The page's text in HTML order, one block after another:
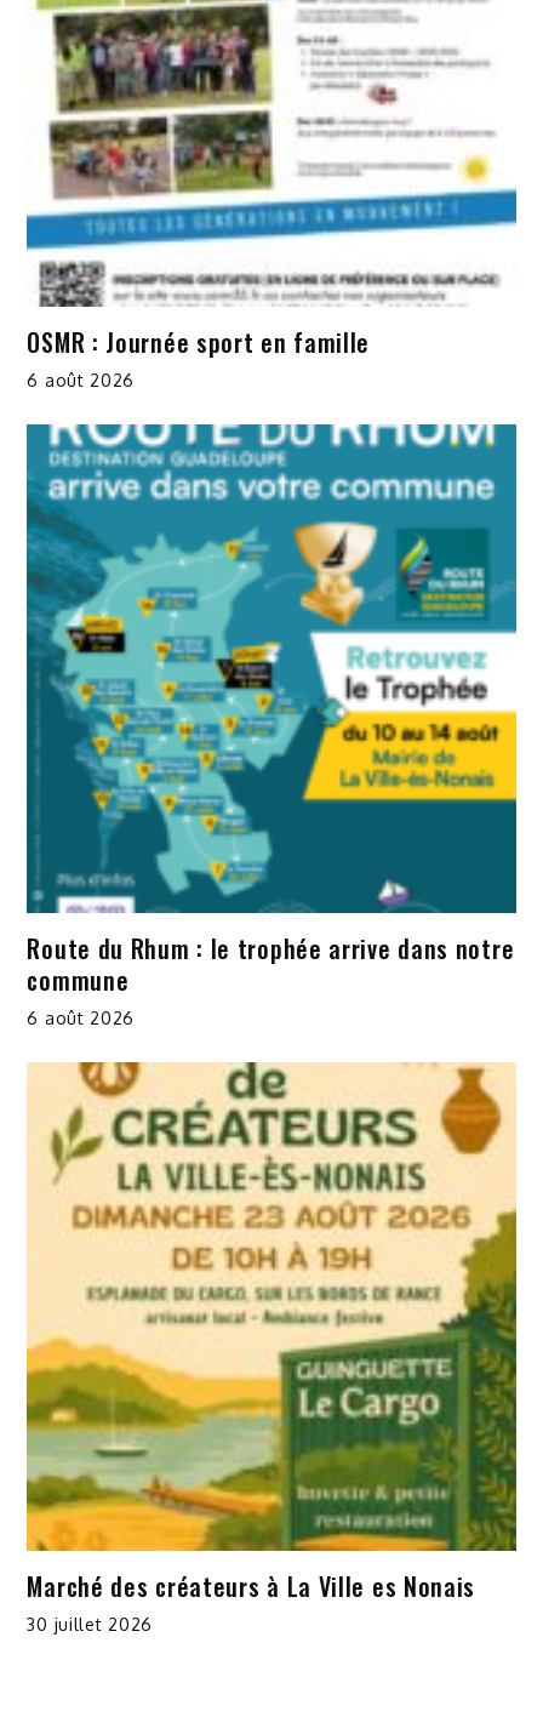
OSMR : Journée sport en famille
6 août 2026
Route du Rhum : le trophée arrive dans notre
commune
6 août 2026
Marché des créateurs à La Ville es Nonais
30 juillet 2026